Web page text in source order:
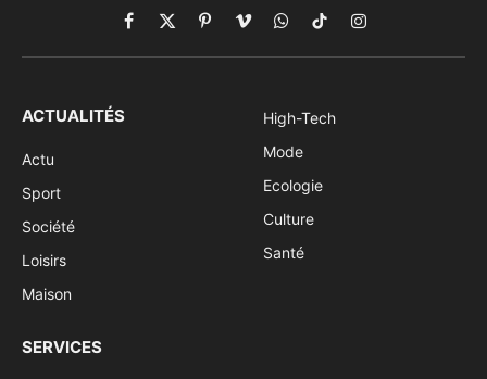
Facebook
X
(Twitter)
PinterestVimeoWhatsApp
TikTokInstagram
ACTUALITÉS
Actu
Sport
Société
Loisirs
Maison
High-Tech
Mode
Ecologie
Culture
Santé
SERVICES